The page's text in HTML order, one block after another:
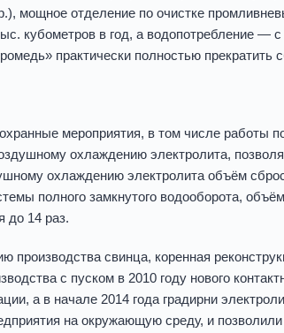
мощное отделение по очистке
кубометров в год, а водопотребление —
практически полностью прекратить
мероприятия, в том числе работы
охлаждению электролита,
охлаждению электролита объём
полного замкнутого водооборота,
до 14 раз.
производства свинца, коренная
с пуском в 2010 году нового
а в начале 2014 года градирни
на окружающую среду, и